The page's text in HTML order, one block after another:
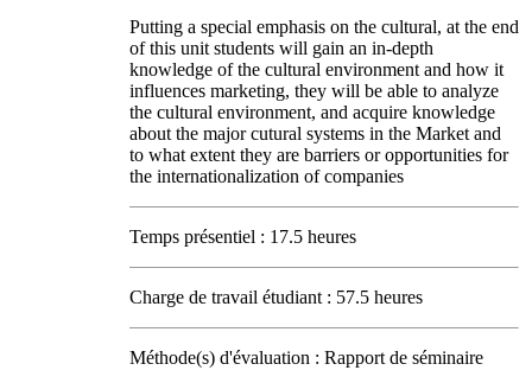
Putting a special emphasis on the cultural, at the end
of this unit students will gain an in-depth
knowledge of the cultural environment and how it
influences marketing, they will be able to analyze
the cultural environment, and acquire knowledge
about the major cutural systems in the Market and
to what extent they are barriers or opportunities for
the internationalization of companies
Temps présentiel : 17.5 heures
Charge de travail étudiant : 57.5 heures
Méthode(s) d'évaluation : Rapport de séminaire